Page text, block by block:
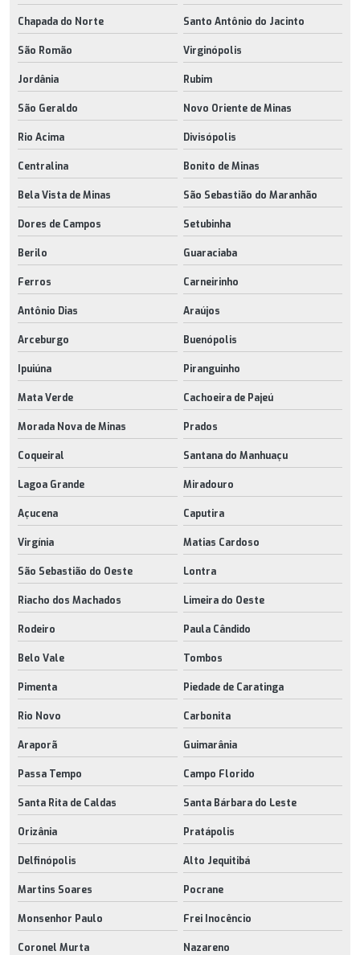
Chapada do Norte Santo Antônio do Jacinto
São Romão Virginópolis
Jordânia Rubim
São Geraldo Novo Oriente de Minas
Rio Acima Divisópolis
Centralina Bonito de Minas
Bela Vista de Minas São Sebastião do Maranhão
Dores de Campos Setubinha
Berilo Guaraciaba
Ferros Carneirinho
Antônio Dias Araújos
Arceburgo Buenópolis
Ipuiúna Piranguinho
Mata Verde Cachoeira de Pajeú
Morada Nova de Minas Prados
Coqueiral Santana do Manhuaçu
Lagoa Grande Miradouro
Açucena Caputira
Virgínia Matias Cardoso
São Sebastião do Oeste Lontra
Riacho dos Machados Limeira do Oeste
Rodeiro Paula Cândido
Belo Vale Tombos
Pimenta Piedade de Caratinga
Rio Novo Carbonita
Araporã Guimarânia
Passa Tempo Campo Florido
Santa Rita de Caldas Santa Bárbara do Leste
Orizânia Pratápolis
Delfinópolis Alto Jequitibá
Martins Soares Pocrane
Monsenhor Paulo Frei Inocêncio
Coronel Murta Nazareno